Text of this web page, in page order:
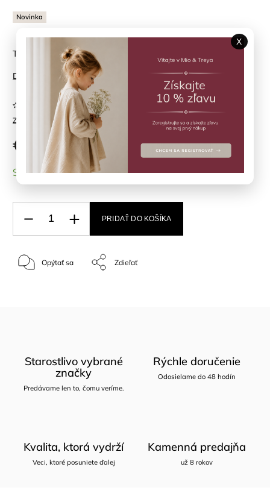
Novinka
Termoska Falk 350 ml Sandy Liewood
Detailné informácie
Značka: LIEWOOD
Neohodnotené
€32
SKLADOM (3 ks)
PRIDAŤ DO KOŠÍKA
Opýtať sa Zdieľať
Starostlivo vybrané
značky
Predávame len to, čomu veríme.
Rýchle doručenie
Odosielame do 48 hodín
Kvalita, ktorá vydrží
Veci, ktoré posuniete ďalej
Kamenná predajňa
už 8 rokov
X